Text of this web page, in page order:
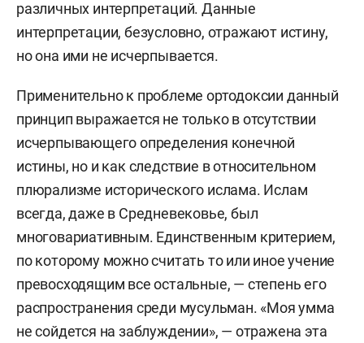
различных интерпретаций. Данные
интерпретации, безусловно, отражают истину,
но она ими не исчерпывается.
Применительно к проблеме ортодоксии данный
принцип выражается не только в отсутствии
исчерпывающего определения конечной
истины, но и как следствие в относительном
плюрализме исторического ислама. Ислам
всегда, даже в Средневековье, был
многовариативным. Единственным критерием,
по которому можно считать то или иное учение
превосходящим все остальные, — степень его
распространения среди мусульман. «Моя умма
не сойдется на заблуждении», — отражена эта